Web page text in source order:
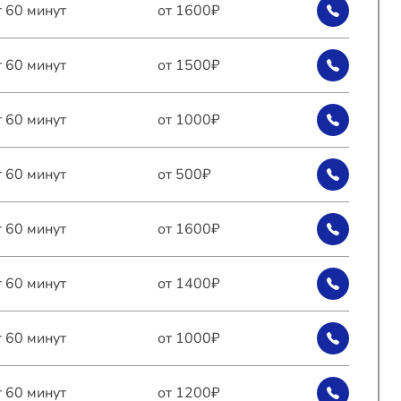
60 минут от 1600₽
60 минут от 1500₽
60 минут от 1000₽
60 минут от 500₽
60 минут от 1600₽
60 минут от 1400₽
60 минут от 1000₽
60 минут от 1200₽